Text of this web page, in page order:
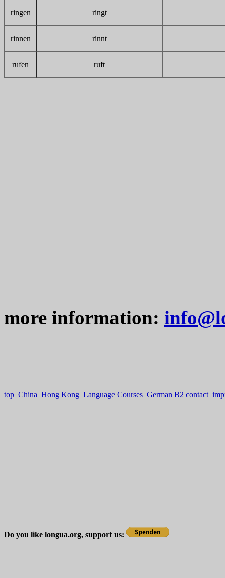
ringen ringt
rinnen rinnt
rufen ruft
more information:
top China Hong Kong Language Courses German B2 contact
Do you like longua.org, support us: